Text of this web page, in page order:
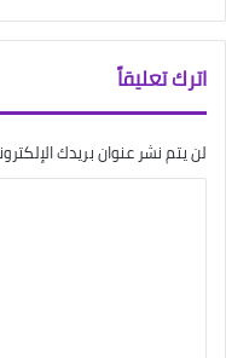
اترك تعليقاً
لن يتم نشر عنوان بريدك